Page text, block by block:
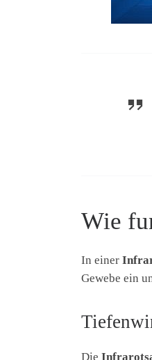
Wie
In einer
Gewebe ein
Die